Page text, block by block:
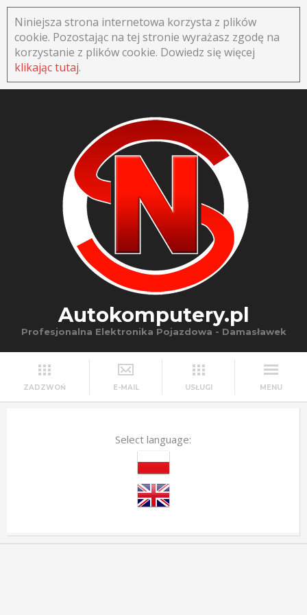
Niniejsza strona internetowa korzysta z plików
cookie. Pozostając na tej stronie wyrażasz zgodę na
korzystanie z plików cookie. Dowiedz się więcej
klikając tutaj.
Autokomputery.pl
Profesjonalna Elektronika Pojazdowa - Damasławek
ZADZWOŃ E-MAIL USŁUGI MENU
Select language: